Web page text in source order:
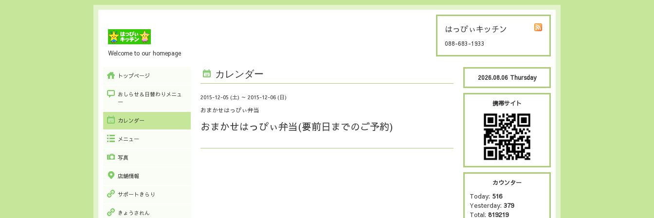
はっぴぃキッチン
088-683-1933
Welcome to our homepage
カレンダー
2015-12-05 (土) ～ 2015-12-06 (日)
おまかせはっぴぃ弁当
おまかせはっぴぃ弁当(要前日までのご予約)
トップページ
おしらせ＆日替わりメニュ
ー
カレンダー
メニュー
写真
店舗情報
サポートきらり
きょうされん
2026.08.06 Thursday
携帯サイト
カウンター
Today: 516
Yesterday: 379
Total: 819219